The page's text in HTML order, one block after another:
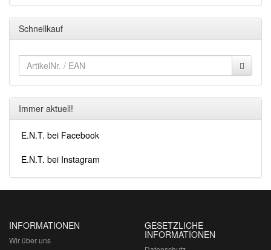
Schnellkauf
Immer aktuell!
E.N.T. bei Facebook
E.N.T. bei Instagram
INFORMATIONEN
Wir über uns
GESETZLICHE
INFORMATIONEN